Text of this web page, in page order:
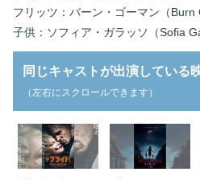
フリッツ：バーン・ゴーマン（Burn
子供：ソフィア・ガラッソ（Sofia
同じキャストが出演している
（左右にスクロールできます）